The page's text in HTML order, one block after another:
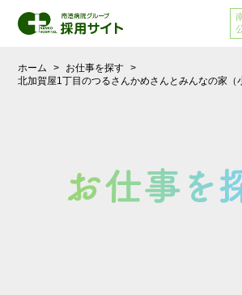
ホーム > お仕事を探す >
北加賀屋1丁目のつるさんかめさんとみんなの家（